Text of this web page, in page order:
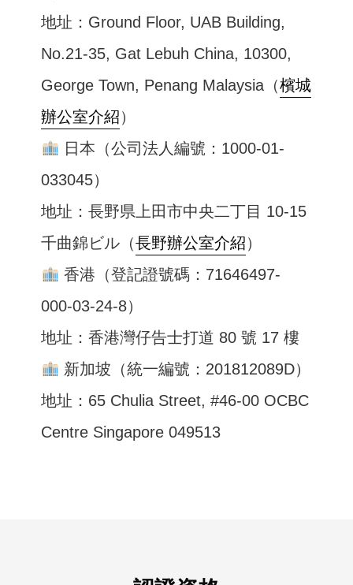
地址：Ground Floor, UAB Building,
No.21-35, Gat Lebuh China, 10300,
George Town, Penang Malaysia（檳城
辦公室介紹）
日本（公司法人編號：1000-01-
033045）
地址：長野県上田市中央二丁目 10-15
千曲錦ビル（長野辦公室介紹）
香港（登記證號碼：71646497-
000-03-24-8）
地址：香港灣仔告士打道 80 號 17 樓
新加坡（統一編號：201812089D）
地址：65 Chulia Street, #46-00 OCBC
Centre Singapore 049513